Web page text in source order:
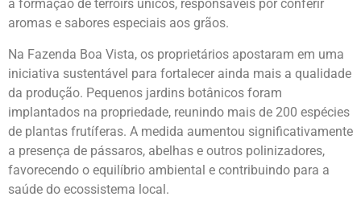
a formação de terroirs únicos, responsáveis por conferir
aromas e sabores especiais aos grãos.
Na Fazenda Boa Vista, os proprietários apostaram em uma
iniciativa sustentável para fortalecer ainda mais a qualidade
da produção. Pequenos jardins botânicos foram
implantados na propriedade, reunindo mais de 200 espécies
de plantas frutíferas. A medida aumentou significativamente
a presença de pássaros, abelhas e outros polinizadores,
favorecendo o equilíbrio ambiental e contribuindo para a
saúde do ecossistema local.